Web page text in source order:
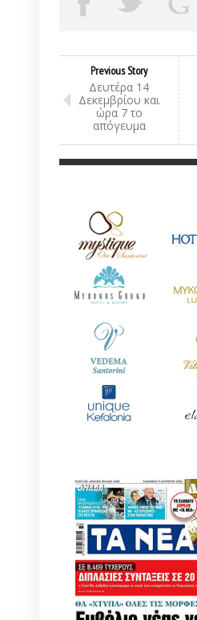
Previous Story
Δευτέρα 14
Δεκεμβρίου και
ώρα 7 το
απόγευμα